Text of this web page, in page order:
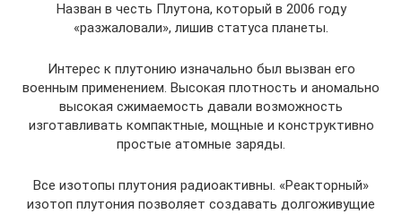
Назван в честь Плутона, который в 2006 году
«разжаловали», лишив статуса планеты.
Интерес к плутонию изначально был вызван его
военным применением. Высокая плотность и аномально
высокая сжимаемость давали возможность
изготавливать компактные, мощные и конструктивно
простые атомные заряды.
Все изотопы плутония радиоактивны. «Реакторный»
изотоп плутония позволяет создавать долгоживущие